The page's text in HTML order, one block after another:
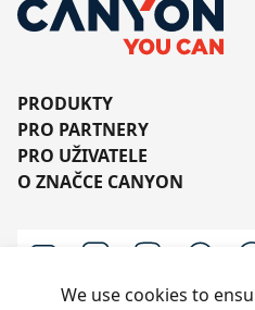
PRODUKTY
PRO PARTNERY
PRO UŽIVATELE
O ZNAČCE CANYON
We use cookies to